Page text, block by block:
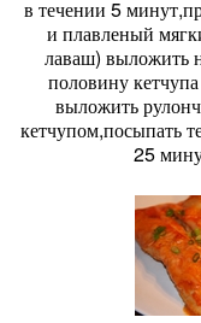
в течении 5
и плавленый
лаваш) выложить
половину
выложить
кетчупом,посыпать
25